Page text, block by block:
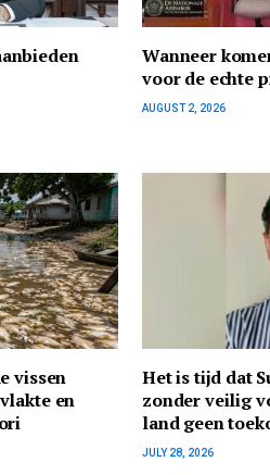
Wanneer
voor de echte
AUGUST 2, 2026
vissen
en
Het is tijd dat
zonder veilig
land geen
JULY 28, 2026